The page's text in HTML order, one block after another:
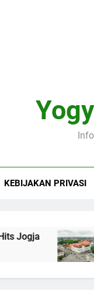
KEBIJAKAN PRIVASI
Daftar
2 Months